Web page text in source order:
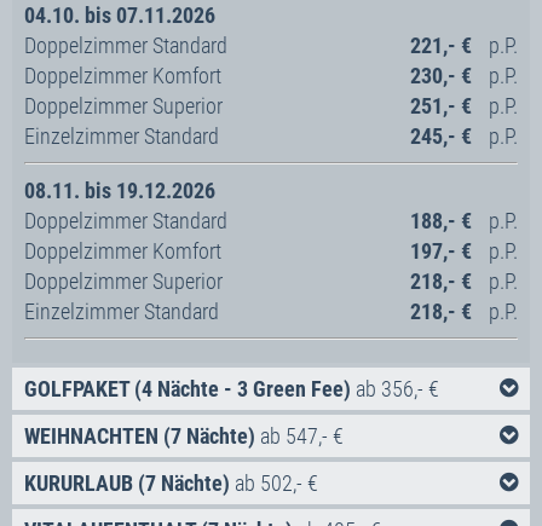
04.10. bis 07.11.2026
Doppelzimmer Standard
221,- €
Doppelzimmer Komfort
230,- €
Doppelzimmer Superior
251,- €
Einzelzimmer Standard
245,- €
08.11. bis 19.12.2026
Doppelzimmer Standard
188,- €
Doppelzimmer Komfort
197,- €
Doppelzimmer Superior
218,- €
Einzelzimmer Standard
218,- €
GOLFPAKET (4 Nächte - 3 Green Fee) ab 356,- €
Inklusivleistungen:
4x Übernachtung in der gebuchten Zimmerkategorie
4x Frühstücksbuffet
WEIHNACHTEN (7 Nächte) ab 547,- €
Inklusivleistungen:
KURURLAUB (7 Nächte) ab 502,- €
Inklusivleistungen: